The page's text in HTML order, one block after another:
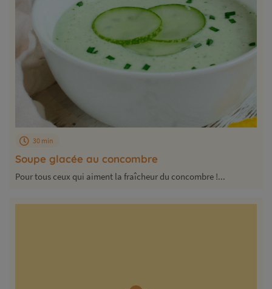
Soupe glacée au concombre
30 min
Pour tous ceux qui aiment la fraîcheur du concombre !...